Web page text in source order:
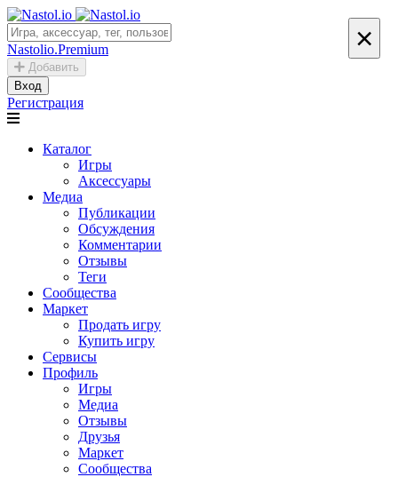
Nastolio.Premium
Добавить
Вход
Регистрация
Каталог
Игры
Аксессуары
Медиа
Публикации
Обсуждения
Комментарии
Отзывы
Теги
Сообщества
Маркет
Продать игру
Купить игру
Сервисы
Профиль
Игры
Медиа
Отзывы
Друзья
Маркет
Сообщества
×